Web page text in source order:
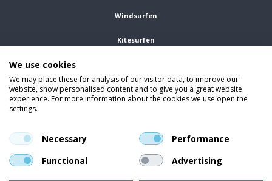
Windsurfen
Kitesurfen
Kleding
Vind ons op social media
En blijf op de hoogte van trends, aanbiedingen en kortingsacties.
We use cookies
We may place these for analysis of our visitor data, to improve our
website, show personalised content and to give you a great website
experience. For more information about the cookies we use open the
settings.
Necessary
Performance
Functional
Advertising